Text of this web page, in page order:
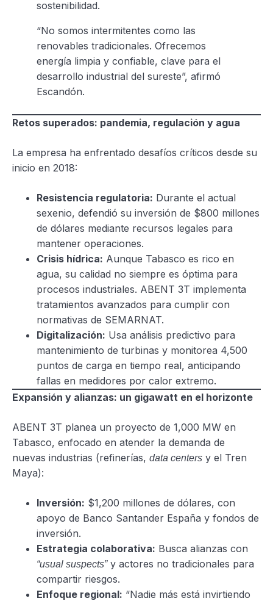
sostenibilidad.
“No somos intermitentes como las
renovables tradicionales. Ofrecemos
energía limpia y confiable, clave para el
desarrollo industrial del sureste”, afirmó
Escandón.
Retos superados: pandemia, regulación y agua
La empresa ha enfrentado desafíos críticos desde su
inicio en 2018:
Resistencia regulatoria: Durante el actual
sexenio, defendió su inversión de $800 millones
de dólares mediante recursos legales para
mantener operaciones.
Crisis hídrica: Aunque Tabasco es rico en
agua, su calidad no siempre es óptima para
procesos industriales. ABENT 3T implementa
tratamientos avanzados para cumplir con
normativas de SEMARNAT.
Digitalización: Usa análisis predictivo para
mantenimiento de turbinas y monitorea 4,500
puntos de carga en tiempo real, anticipando
fallas en medidores por calor extremo.
Expansión y alianzas: un gigawatt en el horizonte
ABENT 3T planea un proyecto de 1,000 MW en
Tabasco, enfocado en atender la demanda de
nuevas industrias (refinerías, data centers y el Tren
Maya):
Inversión: $1,200 millones de dólares, con
apoyo de Banco Santander España y fondos de
inversión.
Estrategia colaborativa: Busca alianzas con
“usual suspects”y actores no tradicionales para
compartir riesgos.
Enfoque regional: “Nadie más está invirtiendo